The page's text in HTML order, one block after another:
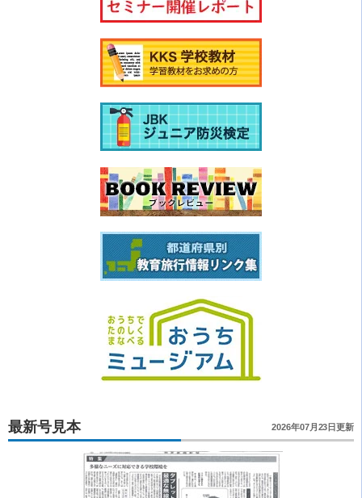
最新号見本 2026年07月23日更新